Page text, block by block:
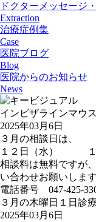
ドクターメッセージ
Extraction
治療症例集
Case
医院ブログ
Blog
医院からのお知らせ
News
インビザラインマウ
2025年03月6日
３月の相談日は、
１２日（水） １８
相談料は無料ですが
い合わせお願いします
電話番号 047-425-
３月の木曜日１日診
2025年03月6日